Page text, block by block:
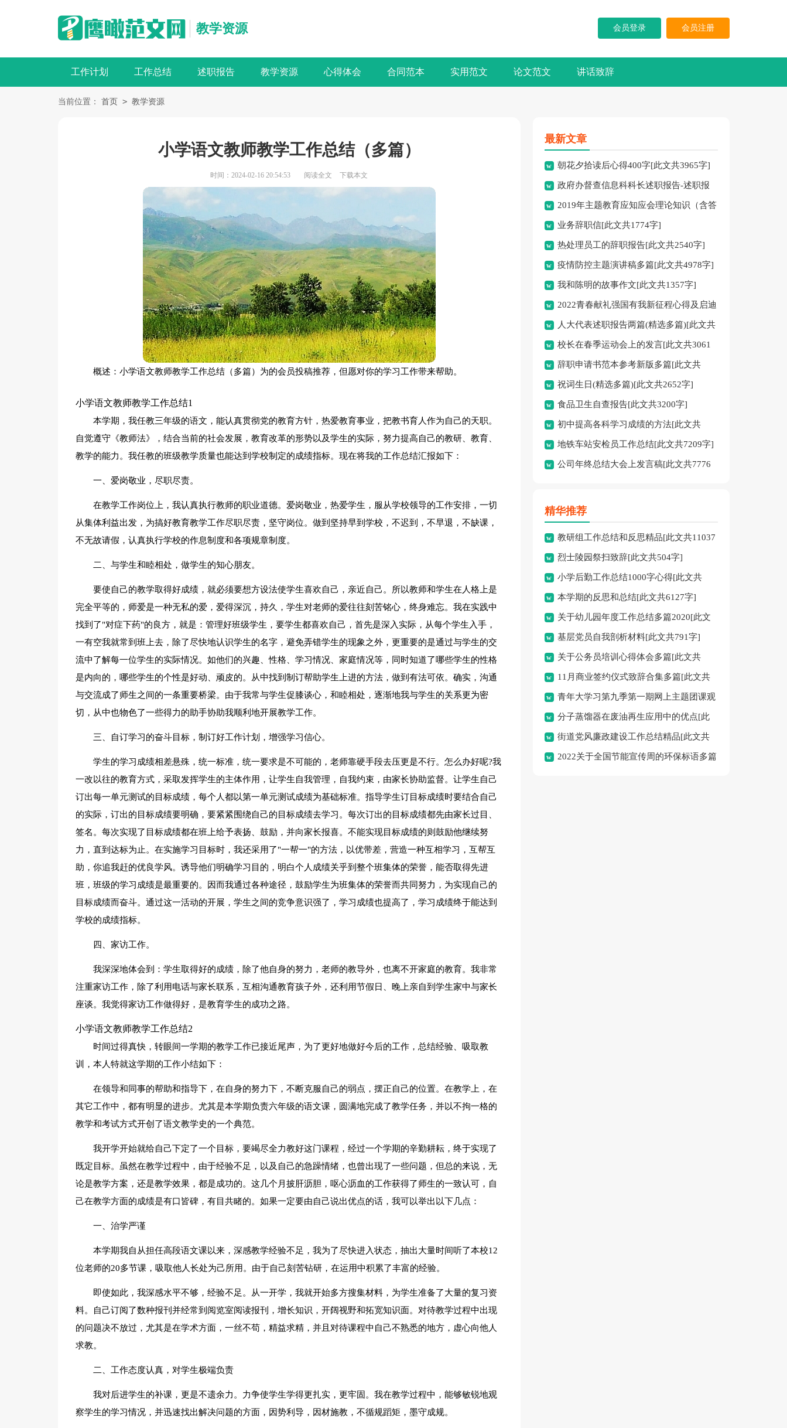
教学资源 会员登录 会员注册
工作计划 工作总结 述职报告 教学资源 心得体会 合同范本 实用范文 论文范文 讲话致辞
当前位置： 首页 > 教学资源
小学语文教师教学工作总结（多篇）
时间：2024-02-16 20:54:53 阅读全文 下载本文
概述：小学语文教师教学工作总结（多篇）为的会员投稿推荐，但愿对你的学习工作带来帮助。
小学语文教师教学工作总结1
本学期，我任教三年级的语文，能认真贯彻党的教育方针，热爱教育事业，把教书育人作为自己的天职。
自觉遵守《教师法》，结合当前的社会发展，教育改革的形势以及学生的实际，努力提高自己的教研、教育、
教学的能力。我任教的班级教学质量也能达到学校制定的成绩指标。现在将我的工作总结汇报如下：
一、爱岗敬业，尽职尽责。
在教学工作岗位上，我认真执行教师的职业道德。爱岗敬业，热爱学生，服从学校领导的工作安排，一切
从集体利益出发，为搞好教育教学工作尽职尽责，坚守岗位。做到坚持早到学校，不迟到，不早退，不缺课，
不无故请假，认真执行学校的作息制度和各项规章制度。
二、与学生和睦相处，做学生的知心朋友。
要使自己的教学取得好成绩，就必须要想方设法使学生喜欢自己，亲近自己。所以教师和学生在人格上是
完全平等的，师爱是一种无私的爱，爱得深沉，持久，学生对老师的爱往往刻苦铭心，终身难忘。我在实践中
找到了"对症下药"的良方，就是：管理好班级学生，要学生都喜欢自己，首先是深入实际，从每个学生入手，
一有空我就常到班上去，除了尽快地认识学生的名字，避免弄错学生的现象之外，更重要的是通过与学生的交
流中了解每一位学生的实际情况。如他们的兴趣、性格、学习情况、家庭情况等，同时知道了哪些学生的性格
是内向的，哪些学生的个性是好动、顽皮的。从中找到制订帮助学生上进的方法，做到有法可依。确实，沟通
与交流成了师生之间的一条重要桥梁。由于我常与学生促膝谈心，和睦相处，逐渐地我与学生的关系更为密
切，从中也物色了一些得力的助手协助我顺利地开展教学工作。
三、自订学习的奋斗目标，制订好工作计划，增强学习信心。
学生的学习成绩相差悬殊，统一标准，统一要求是不可能的，老师靠硬手段去压更是不行。怎么办好呢?我
一改以往的教育方式，采取发挥学生的主体作用，让学生自我管理，自我约束，由家长协助监督。让学生自己
订出每一单元测试的目标成绩，每个人都以第一单元测试成绩为基础标准。指导学生订目标成绩时要结合自己
的实际，订出的目标成绩要明确，要紧紧围绕自己的目标成绩去学习。每次订出的目标成绩都先由家长过目、
签名。每次实现了目标成绩都在班上给予表扬、鼓励，并向家长报喜。不能实现目标成绩的则鼓励他继续努
力，直到达标为止。在实施学习目标时，我还采用了"一帮一"的方法，以优带差，营造一种互相学习，互帮互
助，你追我赶的优良学风。诱导他们明确学习目的，明白个人成绩关乎到整个班集体的荣誉，能否取得先进
班，班级的学习成绩是最重要的。因而我通过各种途径，鼓励学生为班集体的荣誉而共同努力，为实现自己的
目标成绩而奋斗。通过这一活动的开展，学生之间的竞争意识强了，学习成绩也提高了，学习成绩终于能达到
学校的成绩指标。
四、家访工作。
我深深地体会到：学生取得好的成绩，除了他自身的努力，老师的教导外，也离不开家庭的教育。我非常
注重家访工作，除了利用电话与家长联系，互相沟通教育孩子外，还利用节假日、晚上亲自到学生家中与家长
座谈。我觉得家访工作做得好，是教育学生的成功之路。
小学语文教师教学工作总结2
时间过得真快，转眼间一学期的教学工作已接近尾声，为了更好地做好今后的工作，总结经验、吸取教
训，本人特就这学期的工作小结如下：
在领导和同事的帮助和指导下，在自身的努力下，不断克服自己的弱点，摆正自己的位置。在教学上，在
其它工作中，都有明显的进步。尤其是本学期负责六年级的语文课，圆满地完成了教学任务，并以不拘一格的
教学和考试方式开创了语文教学史的一个典范。
我开学开始就给自己下定了一个目标，要竭尽全力教好这门课程，经过一个学期的辛勤耕耘，终于实现了
既定目标。虽然在教学过程中，由于经验不足，以及自己的急躁情绪，也曾出现了一些问题，但总的来说，无
论是教学方案，还是教学效果，都是成功的。这几个月披肝沥胆，呕心沥血的工作获得了师生的一致认可，自
己在教学方面的成绩是有口皆碑，有目共睹的。如果一定要由自己说出优点的话，我可以举出以下几点：
一、治学严谨
本学期我自从担任高段语文课以来，深感教学经验不足，我为了尽快进入状态，抽出大量时间听了本校12
位老师的20多节课，吸取他人长处为己所用。由于自己刻苦钻研，在运用中积累了丰富的经验。
即使如此，我深感水平不够，经验不足。从一开学，我就开始多方搜集材料，为学生准备了大量的复习资
料。自己订阅了数种报刊并经常到阅览室阅读报刊，增长知识，开阔视野和拓宽知识面。对待教学过程中出现
的问题决不放过，尤其是在学术方面，一丝不苟，精益求精，并且对待课程中自己不熟悉的地方，虚心向他人
求教。
二、工作态度认真，对学生极端负责
我对后进学生的补课，更是不遗余力。力争使学生学得更扎实，更牢固。我在教学过程中，能够敏锐地观
察学生的学习情况，并迅速找出解决问题的方面，因势利导，因材施教，不循规蹈矩，墨守成规。
最新文章
朝花夕拾读后心得400字[此文共3965字]
政府办督查信息科科长述职报告-述职报
告[此文共10194字]
2019年主题教育应知应会理论知识（含答
案）[此文共10252字]
业务辞职信[此文共1774字]
热处理员工的辞职报告[此文共2540字]
疫情防控主题演讲稿多篇[此文共4978字]
我和陈明的故事作文[此文共1357字]
2022青春献礼强国有我新征程心得及启迪
多篇[此文共4095字]
人大代表述职报告两篇(精选多篇)[此文共
12798字]
校长在春季运动会上的发言[此文共3061
字] 辞职申请书范本参考新版多篇[此文共
2986字]
祝词生日(精选多篇)[此文共2652字]
食品卫生自查报告[此文共3200字]
初中提高各科学习成绩的方法[此文共
2526字]
地铁车站安检员工作总结[此文共7209字]
公司年终总结大会上发言稿[此文共7776
精华推荐
教研组工作总结和反思精品[此文共11037
字] 烈士陵园祭扫致辞[此文共504字]
小学后勤工作总结1000字心得[此文共
5727字]
本学期的反思和总结[此文共6127字]
关于幼儿园年度工作总结多篇2020[此文
共10444字]
基层党员自我剖析材料[此文共791字]
关于公务员培训心得体会多篇[此文共
9409字]11月商业签约仪式致辞合集多篇[此文共
6278字]
青年大学习第九季第一期网上主题团课观
后感心得新版多篇[此文共5916字]
分子蒸馏器在废油再生应用中的优点[此
文共504字]
街道党风廉政建设工作总结精品[此文共
9966字]
2022关于全国节能宣传周的环保标语多篇